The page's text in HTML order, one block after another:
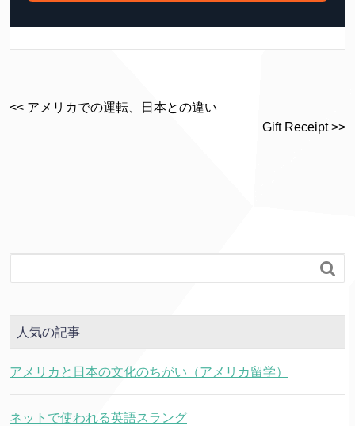
<< アメリカでの運転、日本との違い
Gift Receipt >>

人気の記事
アメリカと日本の文化のちがい（アメリカ留学）
ネットで使われる英語スラング